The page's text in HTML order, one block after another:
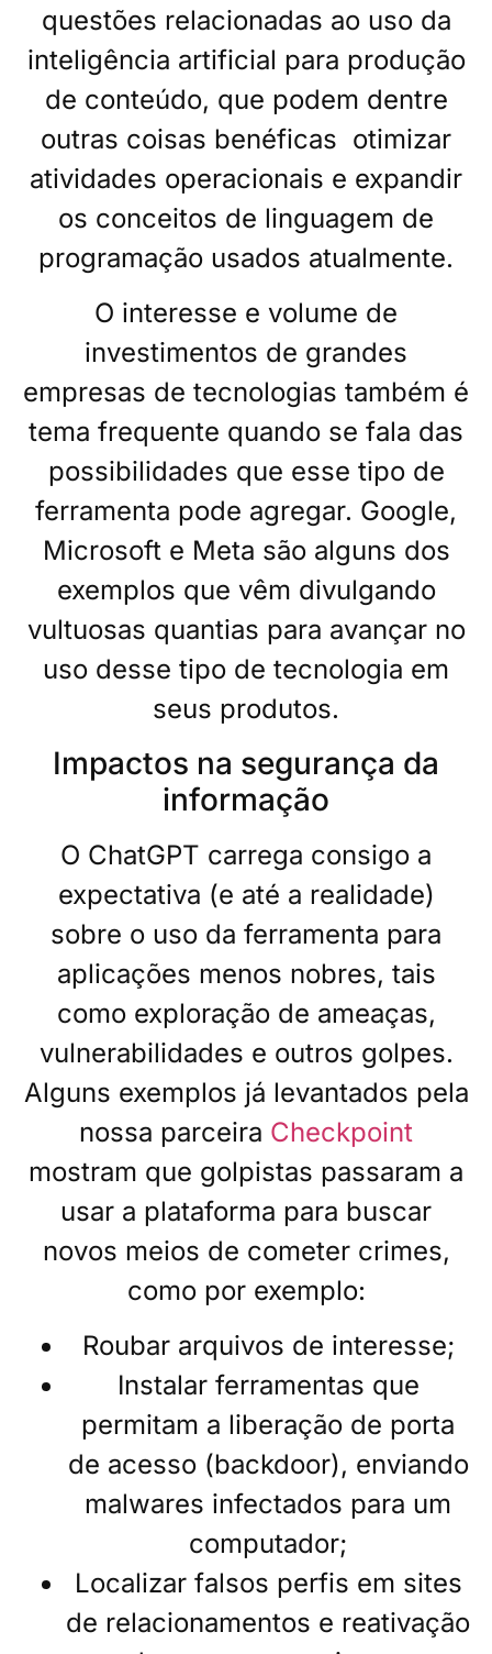
questões relacionadas ao uso da
inteligência artificial para produção
de conteúdo, que podem dentre
outras coisas benéficas otimizar
atividades operacionais e expandir
os conceitos de linguagem de
programação usados atualmente.
O interesse e volume de
investimentos de grandes
empresas de tecnologias também é
tema frequente quando se fala das
possibilidades que esse tipo de
ferramenta pode agregar. Google,
Microsoft e Meta são alguns dos
exemplos que vêm divulgando
vultuosas quantias para avançar no
uso desse tipo de tecnologia em
seus produtos.
Impactos na segurança da
informação
O ChatGPT carrega consigo a
expectativa (e até a realidade)
sobre o uso da ferramenta para
aplicações menos nobres, tais
como exploração de ameaças,
vulnerabilidades e outros golpes.
Alguns exemplos já levantados pela
nossa parceira Checkpoint
mostram que golpistas passaram a
usar a plataforma para buscar
novos meios de cometer crimes,
como por exemplo:
Roubar arquivos de interesse;
Instalar ferramentas que
permitam a liberação de porta
de acesso (backdoor), enviando
malwares infectados para um
computador;
Localizar falsos perfis em sites
de relacionamentos e reativação